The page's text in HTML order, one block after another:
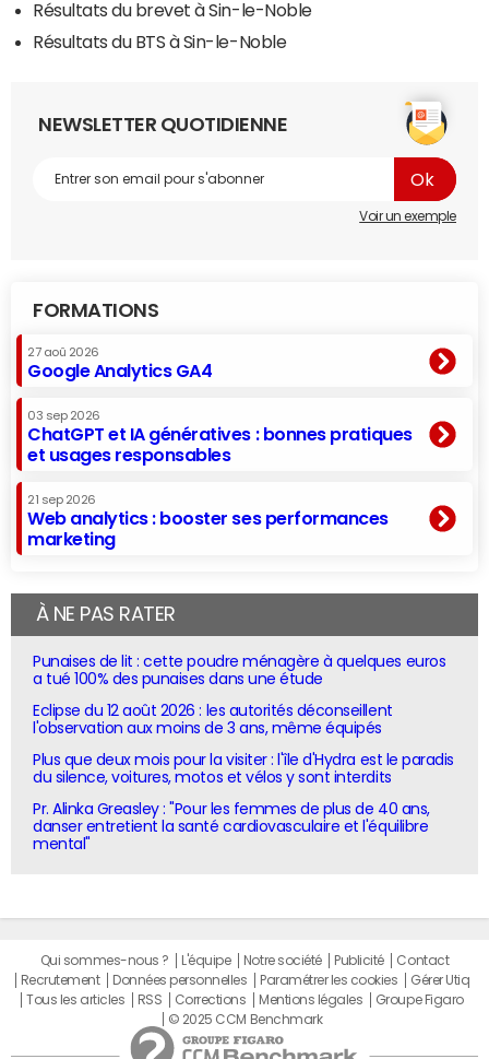
Résultats du brevet à Sin-le-Noble
Résultats du BTS à Sin-le-Noble
NEWSLETTER QUOTIDIENNE
Voir un exemple
FORMATIONS
27 aoû 2026
Google Analytics GA4
03 sep 2026
ChatGPT et IA génératives : bonnes pratiques
et usages responsables
21 sep 2026
Web analytics : booster ses performances
marketing
À NE PAS RATER
Punaises de lit : cette poudre ménagère à quelques euros
a tué 100% des punaises dans une étude
Eclipse du 12 août 2026 : les autorités déconseillent
l'observation aux moins de 3 ans, même équipés
Plus que deux mois pour la visiter : l'île d'Hydra est le paradis
du silence, voitures, motos et vélos y sont interdits
Pr. Alinka Greasley : "Pour les femmes de plus de 40 ans,
danser entretient la santé cardiovasculaire et l'équilibre
mental"
Qui sommes-nous ? L'équipe Notre société Publicité
Contact
Recrutement
Données personnelles Paramétrer les cookies
Gérer Utiq
Tous les articles
RSS Corrections Mentions légales
Groupe Figaro
© 2025 CCM Benchmark